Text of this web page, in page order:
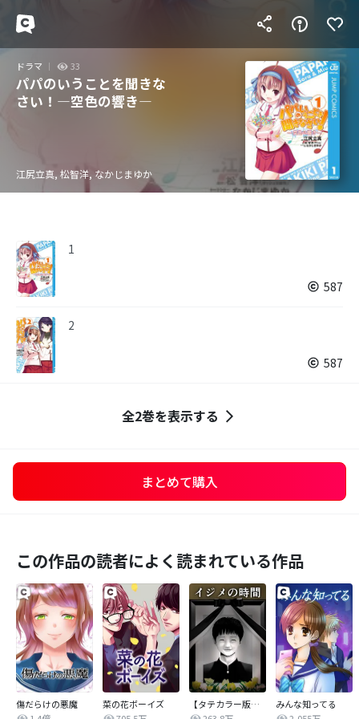
ドラマ 33
パパのいうことを聞きな
さい！―空色の響き―
江尻立真, 松智洋, なかじまゆか
1
587
2
587
全2巻を表示する
まとめて購入
この作品の読者によく読まれている作品
傷だらけの悪魔
菜の花ボーイズ
【タテカラー版】イジメの時間
みんな知ってる